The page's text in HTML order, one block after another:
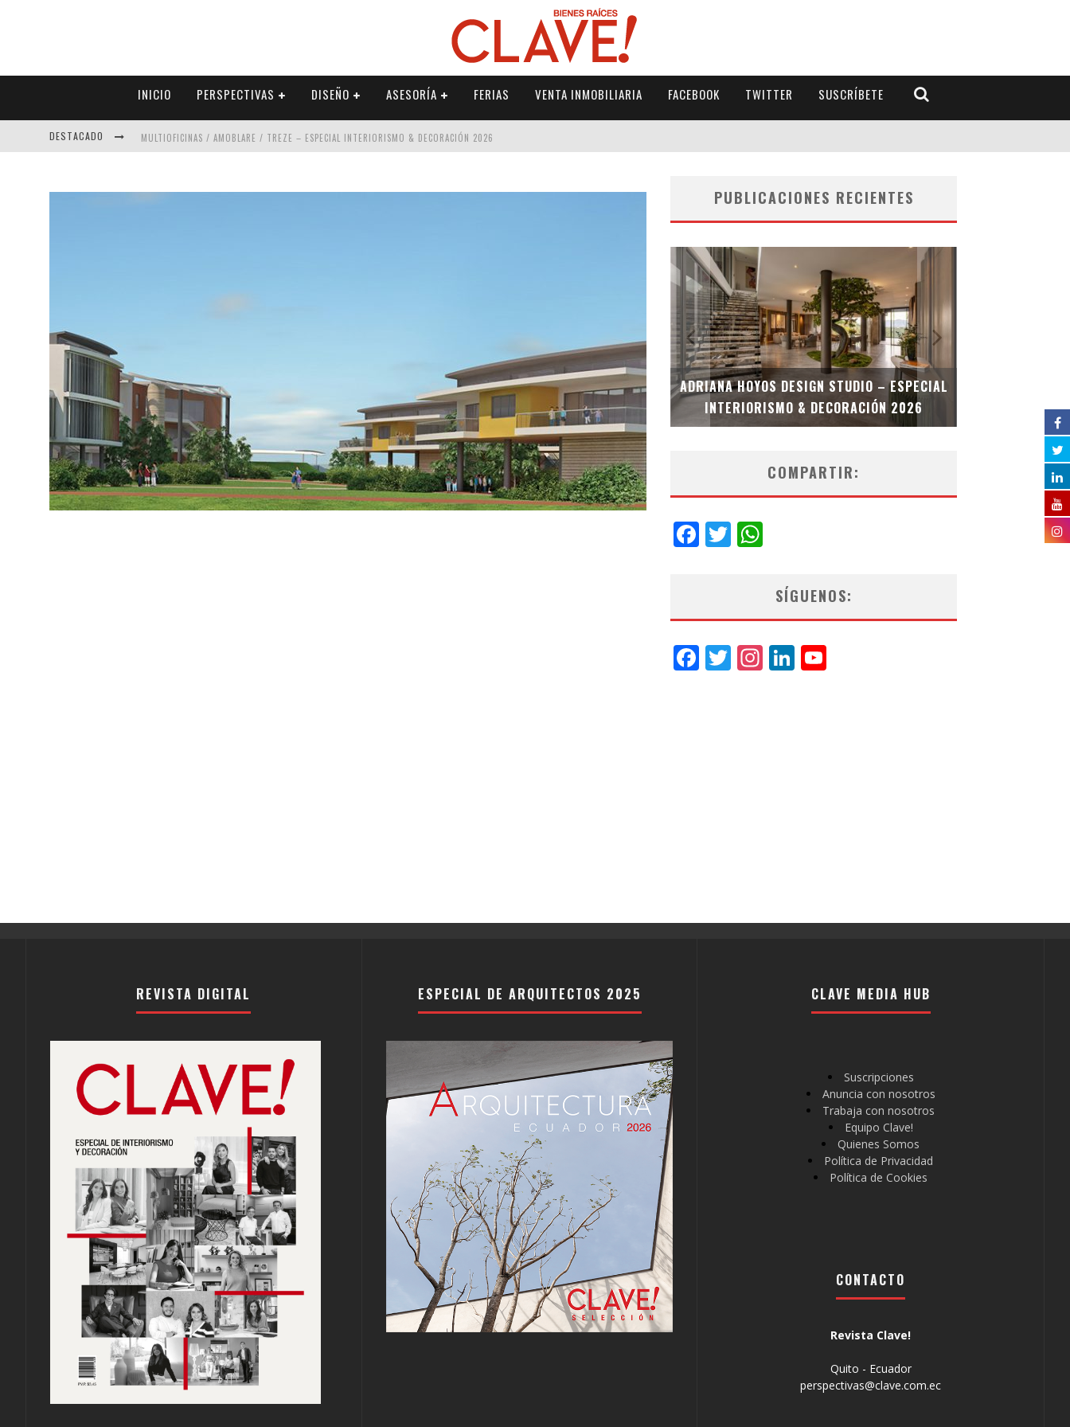
INICIO PERSPECTIVAS DISEÑO ASESORÍA FERIAS VENTA INMOBILIARIA FACEBOOK TWITTER SUSCRÍBETE
DESTACADO MULTIOFICINAS / AMOBLARE / TREZE – ESPECIAL INTERIORISMO & DECORACIÓN 2026
PUBLICACIONES RECIENTES
MUBB DESIGN STUDIO – ESPECIAL
INTERIORISMO & DECORACIÓN 2026
ADRIANA HOYOS DESIGN STUDIO – ESPECIAL
INTERIORISMO & DECORACIÓN 2026
COMPARTIR:
Facebook
Twitter
SÍGUENOS:
Facebook
Twitter
Instagram
LinkedIn
REVISTA DIGITAL ESPECIAL DE ARQUITECTOS 2025 CLAVE MEDIA HUB
Suscripciones
Anuncia con nosotros
Trabaja con nosotros
Equipo Clave!
Quienes Somos
Política de Privacidad
Política de Cookies
CONTACTO
Revista Clave!
Quito - Ecuador
perspectivas@clave.com.ec